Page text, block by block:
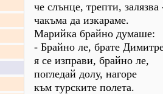
че слънце, трепти, залязва
чакъма да изкараме.
Марийка брайно думаше:
- Брайно ле, брате
я се изправи, брайно ле,
погледай долу, нагоре
към турските полета.